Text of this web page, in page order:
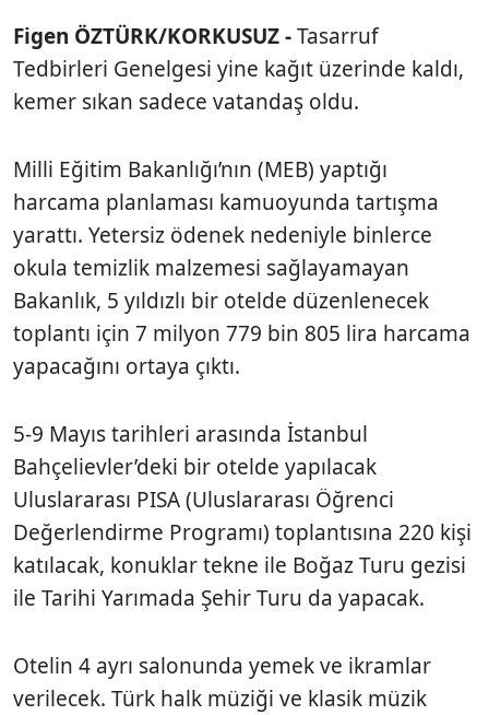
Figen ÖZTÜRK/KORKUSUZ -Tasarruf
Tedbirleri Genelgesi yine kağıt üzerinde kaldı,
kemer sıkan sadece vatandaş oldu.
Milli Eğitim Bakanlığı’nın (MEB) yaptığı
harcama planlaması kamuoyunda tartışma
yarattı. Yetersiz ödenek nedeniyle binlerce
okula temizlik malzemesi sağlayamayan
Bakanlık, 5 yıldızlı bir otelde düzenlenecek
toplantı için 7 milyon 779 bin 805 lira harcama
yapacağını ortaya çıktı.
5-9 Mayıs tarihleri arasında İstanbul
Bahçelievler’deki bir otelde yapılacak
Uluslararası PISA (Uluslararası Öğrenci
Değerlendirme Programı) toplantısına 220 kişi
katılacak, konuklar tekne ile Boğaz Turu gezisi
ile Tarihi Yarımada Şehir Turu da yapacak.
Otelin 4 ayrı salonunda yemek ve ikramlar
verilecek. Türk halk müziği ve klasik müzik